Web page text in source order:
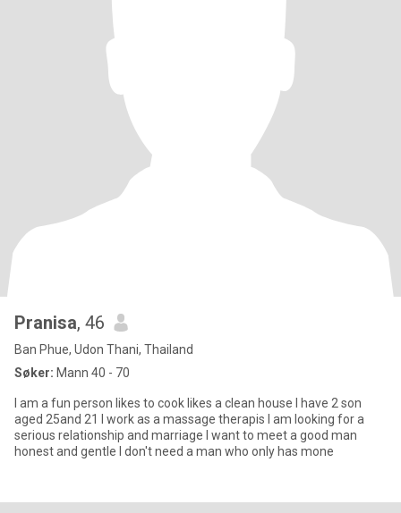
Pranisa, 46
Ban Phue, Udon Thani, Thailand
Søker: Mann 40 - 70
I am a fun person likes to cook likes a clean house I have 2 son
aged 25and 21 I work as a massage therapis I am looking for a
serious relationship and marriage I want to meet a good man
honest and gentle I don't need a man who only has mone